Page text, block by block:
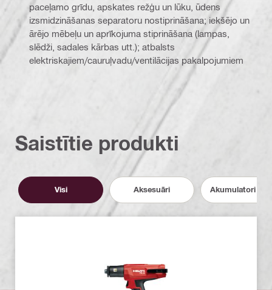
paceļamo grīdu, apskates režģu un lūku, ūdens
izsmidzināšanas separatoru nostiprināšana; iekšējo un
ārējo mēbeļu un aprīkojuma stiprināšana (lampas,
slēdži, sadales kārbas utt.); atbalsts
elektriskajiem/cauruļvadu/ventilācijas pakalpojumiem
Saistītie produkti
Visi Aksesuāri Akumulatori un